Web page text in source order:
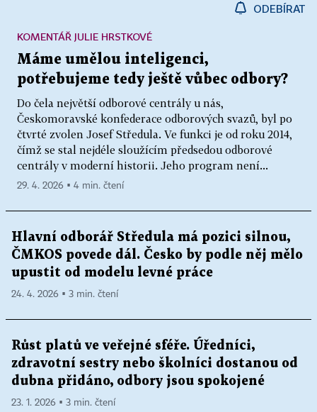
ODEBÍRAT
Máme umělou inteligenci,
potřebujeme tedy ještě vůbec odbory?
Do čela největší odborové centrály u nás,
Českomoravské konfederace odborových svazů, byl po
čtvrté zvolen Josef Středula. Ve funkci je od roku 2014,
čímž se stal nejdéle sloužícím předsedou odborové
centrály v moderní historii. Jeho program není...
KOMENTÁŘ JULIE HRSTKOVÉ
29. 4. 2026 ▪ 4 min. čtení
Hlavní odborář Středula má pozici silnou,
ČMKOS povede dál. Česko by podle něj mělo
upustit od modelu levné práce
24. 4. 2026 ▪ 3 min. čtení
Růst platů ve veřejné sféře. Úředníci,
zdravotní sestry nebo školníci dostanou od
dubna přidáno, odbory jsou spokojené
23. 1. 2026 ▪ 3 min. čtení